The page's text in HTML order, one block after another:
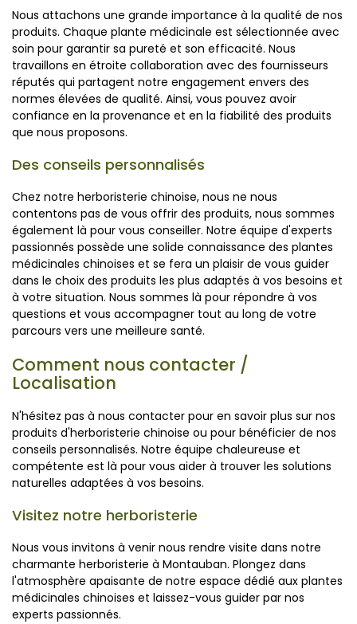
Nous attachons une grande importance à la qualité de nos
produits. Chaque plante médicinale est sélectionnée avec
soin pour garantir sa pureté et son efficacité. Nous
travaillons en étroite collaboration avec des fournisseurs
réputés qui partagent notre engagement envers des
normes élevées de qualité. Ainsi, vous pouvez avoir
confiance en la provenance et en la fiabilité des produits
que nous proposons.
Des conseils personnalisés
Chez notre herboristerie chinoise, nous ne nous
contentons pas de vous offrir des produits, nous sommes
également là pour vous conseiller. Notre équipe d'experts
passionnés possède une solide connaissance des plantes
médicinales chinoises et se fera un plaisir de vous guider
dans le choix des produits les plus adaptés à vos besoins et
à votre situation. Nous sommes là pour répondre à vos
questions et vous accompagner tout au long de votre
parcours vers une meilleure santé.
Comment nous contacter /
Localisation
N'hésitez pas à nous contacter pour en savoir plus sur nos
produits d'herboristerie chinoise ou pour bénéficier de nos
conseils personnalisés. Notre équipe chaleureuse et
compétente est là pour vous aider à trouver les solutions
naturelles adaptées à vos besoins.
Visitez notre herboristerie
Nous vous invitons à venir nous rendre visite dans notre
charmante herboristerie à Montauban. Plongez dans
l'atmosphère apaisante de notre espace dédié aux plantes
médicinales chinoises et laissez-vous guider par nos
experts passionnés.